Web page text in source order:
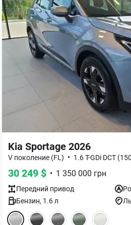
Kia Sportage 2026
V поколение (FL) • 1.6 T-GDi DCT
30 249 $ • 1 350 000 грн
Передний привод
Бензин, 1.6л